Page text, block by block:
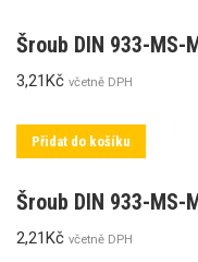
Šroub DIN 933-MS-
3,21Kč včetně DPH
Přidat do košíku
Šroub DIN 933-MS-
2,21Kč včetně DPH